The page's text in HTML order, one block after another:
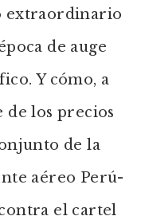
extraordinario
de auge
Y cómo, a
de los precios
de la
aéreo Perú-
el cartel